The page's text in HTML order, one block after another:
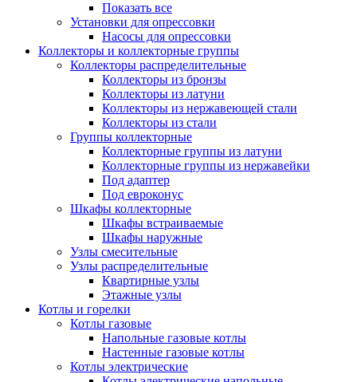
Показать все
Установки для опрессовки
Насосы для опрессовки
Коллекторы и коллекторные группы
Коллекторы распределительные
Коллекторы из бронзы
Коллекторы из латуни
Коллекторы из нержавеющей стали
Коллекторы из стали
Группы коллекторные
Коллекторные группы из латуни
Коллекторные группы из нержавейки
Под адаптер
Под евроконус
Шкафы коллекторные
Шкафы встраиваемые
Шкафы наружные
Узлы смесительные
Узлы распределительные
Квартирные узлы
Этажные узлы
Котлы и горелки
Котлы газовые
Напольные газовые котлы
Настенные газовые котлы
Котлы электрические